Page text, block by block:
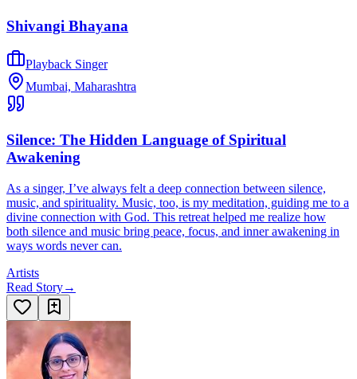
Shivangi Bhayana
Playback Singer
Mumbai, Maharashtra
Silence: The Hidden Language of Spiritual
Awakening
As a singer, I’ve always felt a deep connection between silence,
music, and spirituality. Music, too, is my meditation, guiding me to a
divine connection with God. This retreat helped me realize how
both silence and music bring peace, focus, and inner awakening in
ways words never can.
Artists
Read Story→